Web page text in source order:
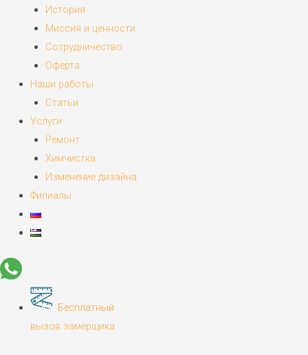
История
Миссия и ценности
Сотрудничество
Оферта
Наши работы
Статьи
Услуги
Ремонт
Химчистка
Изменение дизайна
Филиалы
Бесплатный
вызов замерщика